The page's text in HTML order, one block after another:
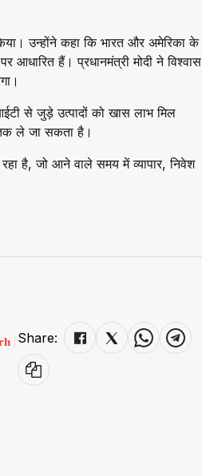
उन्होंने कहा कि भारत और अमेरिका के
आधारित हैं। प्रधानमंत्री मोदी ने विश्वास
से जुड़े उत्पादों को खास लाभ मिल
तक ले जा सकता है।
है, जो आने वाले समय में व्यापार, निवेश
Share: